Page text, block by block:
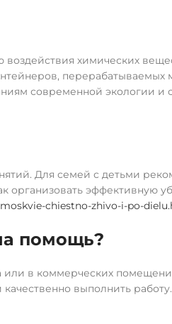
воздействия химических
перерабатываемых
современной экологии и
Для семей с детьми
организовать эффективную
chiestno-zhivo-i-po-
помощь?
в коммерческих
выполнить